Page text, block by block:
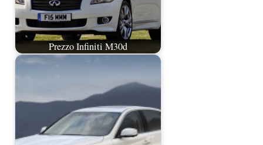
Prezzo Infiniti M30d